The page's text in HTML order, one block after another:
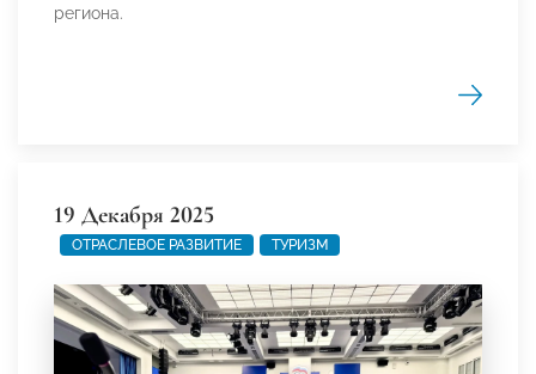
региона.
19 Декабря 2025
ОТРАСЛЕВОЕ РАЗВИТИЕ ТУРИЗМ